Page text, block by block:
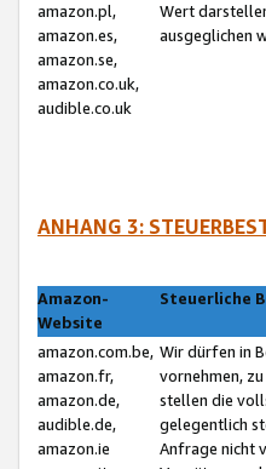
amazon.pl,
amazon.es,
amazon.se,
amazon.co.uk,
audible.co.uk
Wert
ausgeglichen
ANHANG 3:
Amazon-
Website
Steuerliche
amazon.com.be,
amazon.fr,
amazon.de,
audible.de,
amazon.ie
Wir dürfen in
vornehmen,
stellen die
gelegentlich
Anfrage nicht